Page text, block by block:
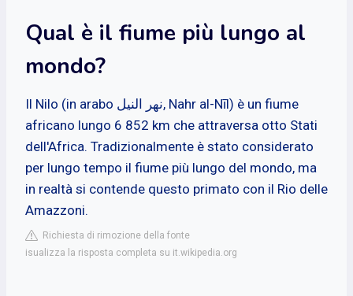
Qual è il fiume più lungo al
mondo?
Il Nilo (in arabo نهر النيل‎, Nahr al-Nīl) è un fiume
africano lungo 6 852 km che attraversa otto Stati
dell'Africa. Tradizionalmente è stato considerato
per lungo tempo il fiume più lungo del mondo, ma
in realtà si contende questo primato con il Rio delle
Amazzoni.
Richiesta di rimozione della fonte
isualizza la risposta completa su it.wikipedia.org